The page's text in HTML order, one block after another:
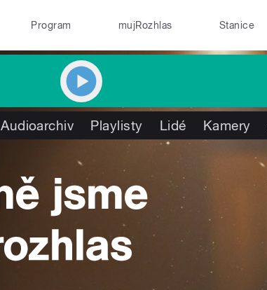
Program mujRozhlas Stanice
Audioarchiv Playlisty Lidé Kamery